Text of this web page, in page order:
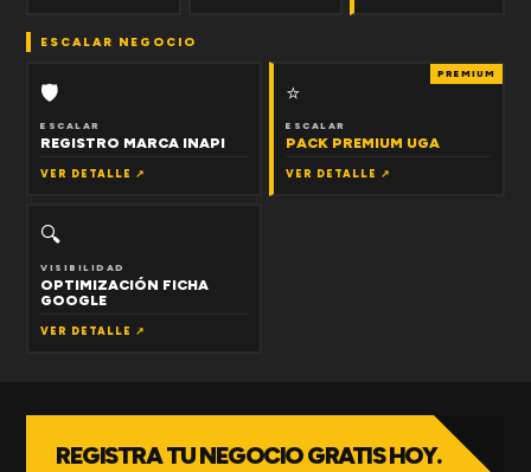
ESCALAR NEGOCIO
🛡
ESCALAR
REGISTRO MARCA INAPI
VER DETALLE ↗
PREMIUM
⭐
ESCALAR
PACK PREMIUM UGA
VER DETALLE ↗
🔍
VISIBILIDAD
OPTIMIZACIÓN FICHA
GOOGLE
VER DETALLE ↗
REGISTRA TU NEGOCIO GRATIS HOY.